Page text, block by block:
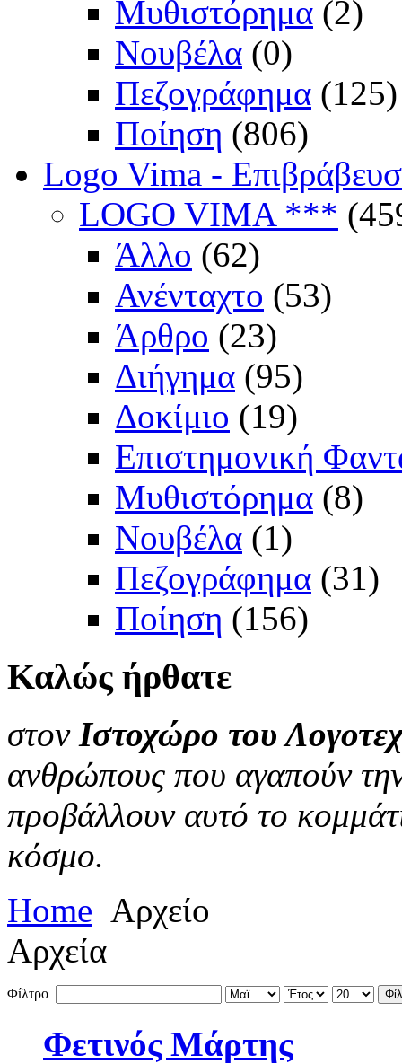
Μυθιστόρημα (2)
Νουβέλα (0)
Πεζογράφημα (125)
Ποίηση (806)
Logo Vima -
LOGO VIMA ***
Άλλο (62)
Ανένταχτο (53)
Άρθρο (23)
Διήγημα (95)
Δοκίμιο (19)
Επιστημονική
Μυθιστόρημα (8)
Νουβέλα (1)
Πεζογράφημα (31)
Ποίηση (156)
Καλώς ήρθατε
στον Ιστοχώρο του
ανθρώπους που αγαπούν
προβάλλουν αυτό το
κόσμο.
Home Αρχείο
Αρχεία
Φίλτρο
Φετινός Μάρτης